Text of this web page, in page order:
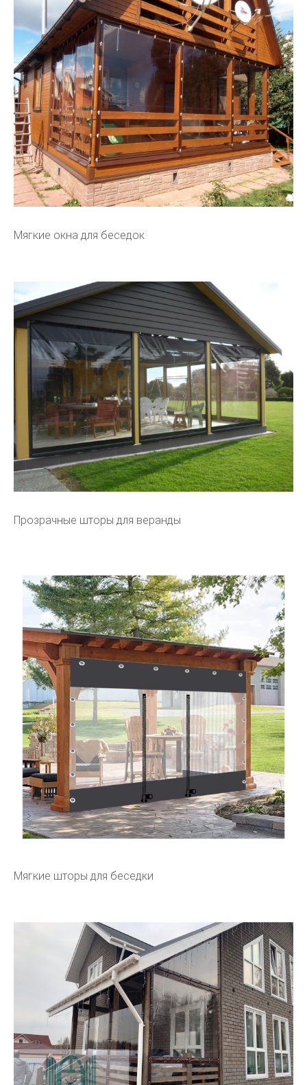
Мягкие окна для беседок
Прозрачные шторы для веранды
Мягкие шторы для беседки